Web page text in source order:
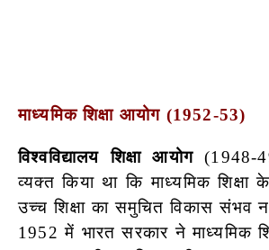
माध्यमिक शिक्षा आयोग (1952-53)
विश्वविद्यालय शिक्षा आयोग(1948-
व्यक्त किया था कि माध्यमिक
उच्च शिक्षा का समुचित विकास संभव
1952 में भारत सरकार ने माध्यमिक